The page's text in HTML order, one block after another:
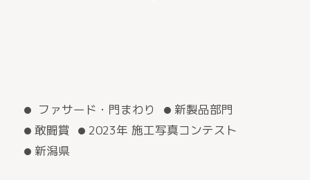
ファサード・門まわり
新製品部門
敢闘賞
2023年 施工写真コンテスト
新潟県